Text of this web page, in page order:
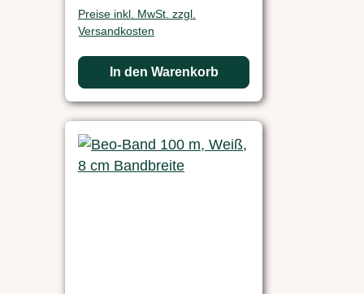
Preise inkl. MwSt. zzgl.
Versandkosten
In den Warenkorb